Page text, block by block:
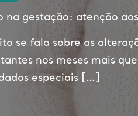
na gestação: atenção
se fala sobre as
nos meses mais
especiais […]